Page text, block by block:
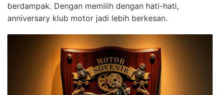
berdampak. Dengan memilih dengan hati-hati,
anniversary klub motor jadi lebih berkesan.